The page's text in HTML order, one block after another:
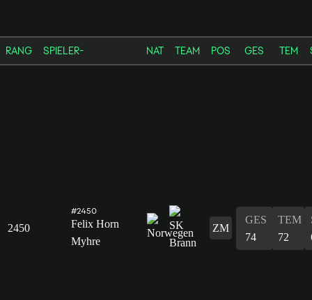
RANG SPIELER- NAT TEAM POS GES TEM
2450
#2450
Felix Horn
Myhre
ZM
GES
74
TEM
72